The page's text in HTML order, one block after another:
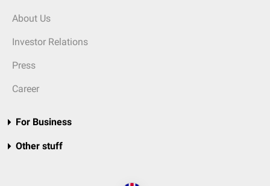
About Us
Investor Relations
Press
Career
For Business
Other stuff